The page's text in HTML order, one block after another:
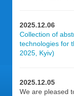
2025.12.06
Collection of
technologies for
2025, Kyiv)
2025.12.05
We are pleased